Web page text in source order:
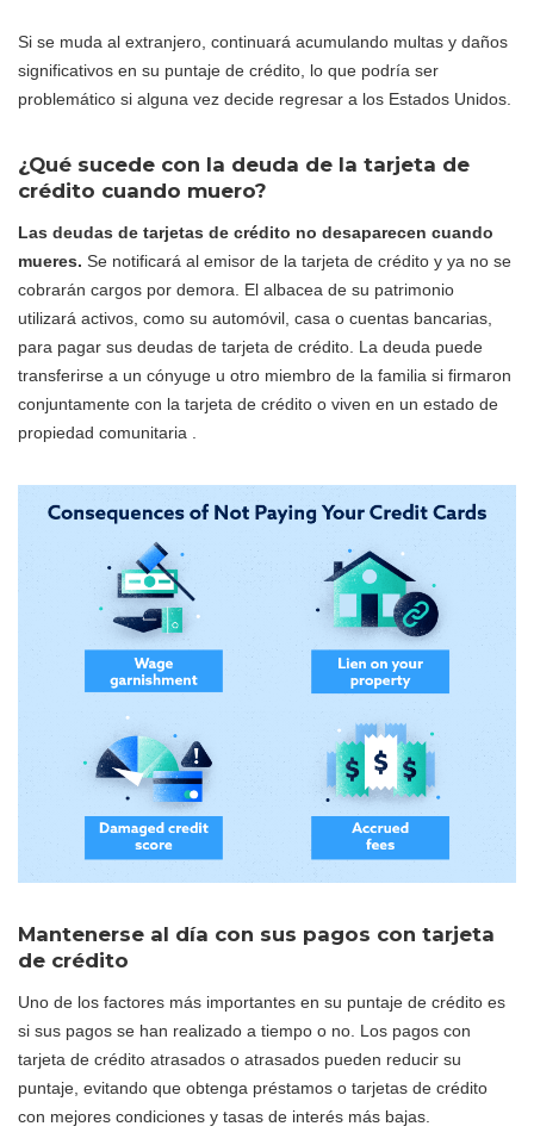
Si se muda al extranjero, continuará acumulando multas y daños
significativos en su puntaje de crédito, lo que podría ser
problemático si alguna vez decide regresar a los Estados Unidos.
¿Qué sucede con la deuda de la tarjeta de
crédito cuando muero?
Las deudas de tarjetas de crédito no desaparecen cuando
mueres. Se notificará al emisor de la tarjeta de crédito y ya no se
cobrarán cargos por demora. El albacea de su patrimonio
utilizará activos, como su automóvil, casa o cuentas bancarias,
para pagar sus deudas de tarjeta de crédito. La deuda puede
transferirse a un cónyuge u otro miembro de la familia si firmaron
conjuntamente con la tarjeta de crédito o viven en un estado de
propiedad comunitaria .
Mantenerse al día con sus pagos con tarjeta
de crédito
Uno de los factores más importantes en su puntaje de crédito es
si sus pagos se han realizado a tiempo o no. Los pagos con
tarjeta de crédito atrasados o atrasados pueden reducir su
puntaje, evitando que obtenga préstamos o tarjetas de crédito
con mejores condiciones y tasas de interés más bajas.